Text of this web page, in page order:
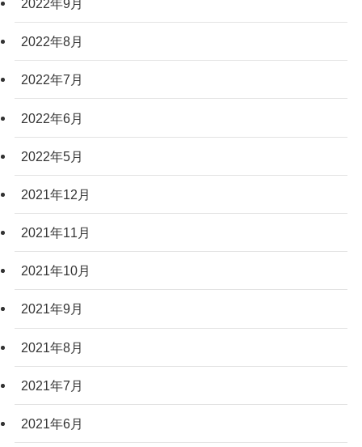
2022年9月
2022年8月
2022年7月
2022年6月
2022年5月
2021年12月
2021年11月
2021年10月
2021年9月
2021年8月
2021年7月
2021年6月